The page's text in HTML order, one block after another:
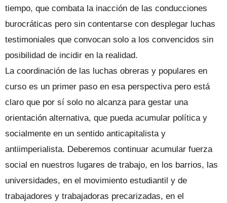
tiempo, que combata la inacción de las conducciones
burocráticas pero sin contentarse con desplegar luchas
testimoniales que convocan solo a los convencidos sin
posibilidad de incidir en la realidad.
La coordinación de las luchas obreras y populares en
curso es un primer paso en esa perspectiva pero está
claro que por sí solo no alcanza para gestar una
orientación alternativa, que pueda acumular política y
socialmente en un sentido anticapitalista y
antiimperialista. Deberemos continuar acumular fuerza
social en nuestros lugares de trabajo, en los barrios, las
universidades, en el movimiento estudiantil y de
trabajadores y trabajadoras precarizadas, en el